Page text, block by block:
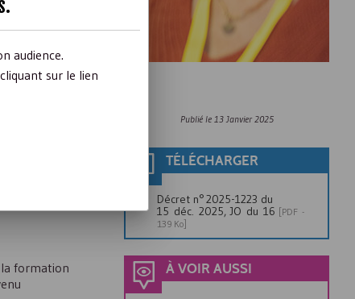
la formation
Publié le 13 Janvier 2025
TÉLÉCHARGER
Décret n° 2025-1223 du
15 déc. 2025, JO du 16 [PDF -
139 Ko]
À VOIR AUSSI
.
audience.
sur le lien